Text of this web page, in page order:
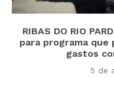
RIBAS DO RIO
para programa que
gastos
5 de